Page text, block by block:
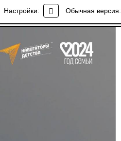
Настройки: Обычная версия: